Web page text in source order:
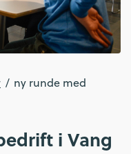
ny runde med
i Vang